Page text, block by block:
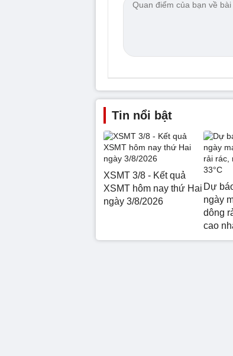
Tin nổi bật
XSMT 3/8 - Kết quả
XSMT hôm nay thứ Hai
ngày 3/8/2026
Dự
ngày
dông
cao